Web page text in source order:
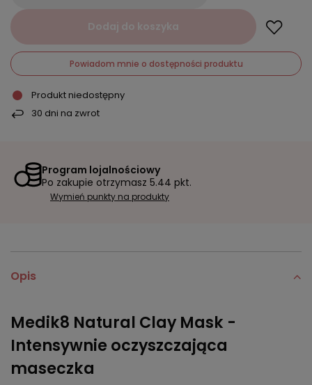
Dodaj do koszyka
Powiadom mnie o dostępności produktu
Produkt niedostępny
30 dni na zwrot
Program lojalnościowy
Po zakupie otrzymasz 5.44 pkt.
Wymień punkty na produkty
Opis
Medik8 Natural Clay Mask -
Intensywnie oczyszczająca
maseczka